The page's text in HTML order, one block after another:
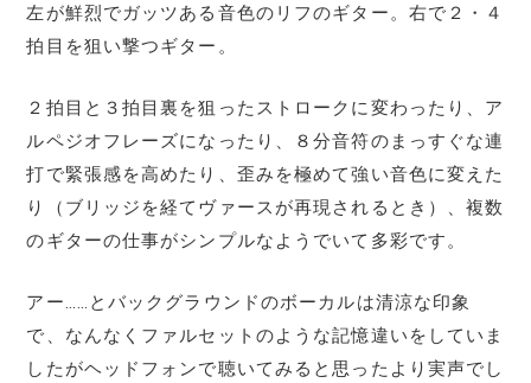
左が鮮烈でガッツある音色のリフのギター。右で２・４
拍目を狙い撃つギター。
２拍目と３拍目裏を狙ったストロークに変わったり、ア
ルペジオフレーズになったり、８分音符のまっすぐな連
打で緊張感を高めたり、歪みを極めて強い音色に変えた
り（ブリッジを経てヴァースが再現されるとき）、複数
のギターの仕事がシンプルなようでいて多彩です。
アー……とバックグラウンドのボーカルは清涼な印象
で、なんなくファルセットのような記憶違いをしていま
したがヘッドフォンで聴いてみると思ったより実声でし